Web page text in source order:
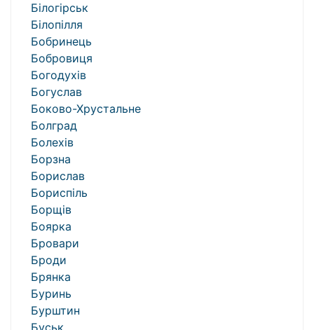
Білогірськ
Білопілля
Бобринець
Бобровиця
Богодухів
Богуслав
Боково-Хрустальне
Болград
Болехів
Борзна
Борислав
Бориспіль
Борщів
Боярка
Бровари
Броди
Брянка
Буринь
Бурштин
Буськ